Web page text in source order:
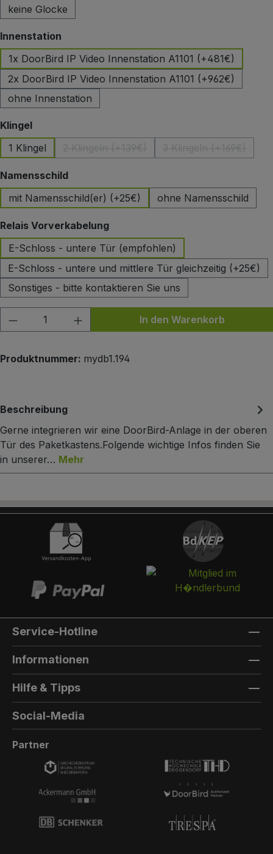
keine Glocke
Innenstation
1x DoorBird IP Video Innenstation A1101 (+481€)
2x DoorBird IP Video Innenstation A1101 (+962€)
ohne Innenstation
Klingelauswählen
1 Klingel
Namensschildauswählen
mit Namensschild(er) (+25€)
ohne Namensschild
Relais Vorverkabelungauswählen
E-Schloss - untere Tür (empfohlen)
E-Schloss - untere und mittlere Tür gleichzeitig (+25€)
Sonstiges - bitte kontaktieren Sie uns
Produkt Anzahl: Gib den gewünschten
In den Warenkorb
Produktnummer: mydb1.194
Beschreibung
Gerne integrieren wir eine DoorBird-Anlage in der oberen
Tür des Paketkastens.Folgende wichtige Infos finden Sie
in unserer… Mehr
Service-Hotline
Informationen
Hilfe & Tipps
Social-Media
Partner